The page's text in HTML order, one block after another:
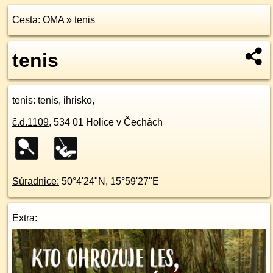
Cesta: OMA» tenis
tenis
tenis: tenis, ihrisko,
č.d.1109, 534 01 Holice v Čechách
Súradnice: 50°4'24"N , 15°59'27"E
Extra: